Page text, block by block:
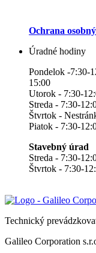
Ochrana
Úradné hodiny
Pondelok -7:30-
15:00
Utorok - 7:30-
Streda - 7:30-
Štvrtok -
Piatok - 7:30-
Stavebný úrad
Streda - 7:30-
Štvrtok - 7:30-
Technický
Galileo Corporation